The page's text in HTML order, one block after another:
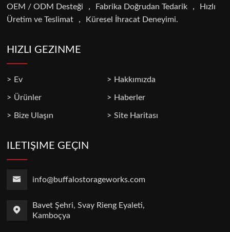
OEM / ODM Desteği ， Fabrika Doğrudan Tedarik ， Hızlı
Üretim ve Teslimat ， Küresel İhracat Deneyimi.
HIZLI GEZINME
Ev Hakkımızda
Ürünler Haberler
Bize Ulaşın Site Haritası
ILETIŞIME GEÇIN
info@buffalostorageworks.com
Bavet Şehri, Svay Rieng Eyaleti,
Kamboçya